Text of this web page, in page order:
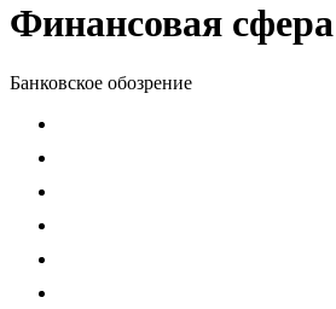
Финансовая сфера
Банковское обозрение